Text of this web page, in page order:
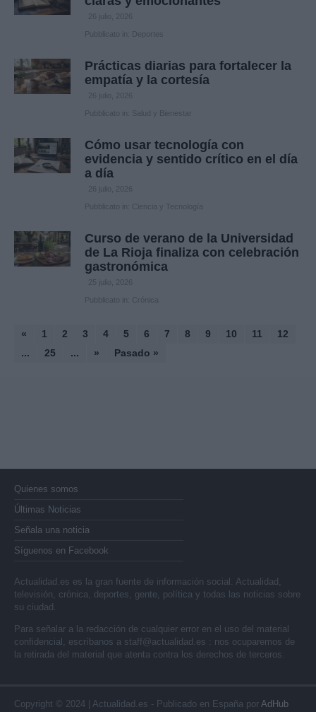
Pubblicato in: Deportes
Prácticas diarias para fortalecer la
empatía y la cortesía
Pubblicato in: Salud y Bienestar
Cómo usar tecnología con
evidencia y sentido crítico en el día
a día
Pubblicato in: Ciencia y Tecnología
Curso de verano de la Universidad
de La Rioja finaliza con celebración
gastronómica
25 julio, 2026
Pubblicato in: Crónica
« 1 2 3 4 5 6 7 8 9 10 11
12
...
25 ... » Pasado »
Quienes somos
Últimas Noticias
Señala una noticia
Síguenos en Facebook
Actualidad.es es la gran fuente de información social. Actualidad,
televisión, crónica, deportes, gente, política y todas las noticias sobre
su ciudad.
Para señalar a la redacción de cualquier error en el uso del material
confidencial, escríbanos a staff@actualidad.es : nos ocuparemos de
la retirada del material que atenta contra los derechos de terceros.
Copyright © 2024 | Actualidad.es - Publicado en España por AdHub